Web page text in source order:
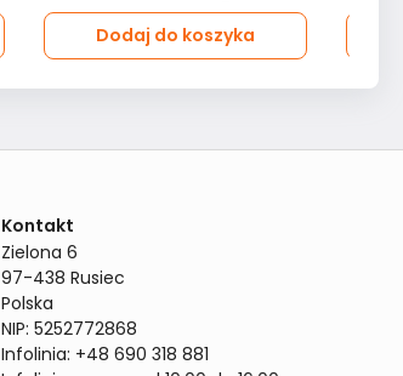
Dodaj do koszyka
Kontakt
Zielona 6
97-438 Rusiec
Polska
NIP: 5252772868
Infolinia: +48 690 318 881